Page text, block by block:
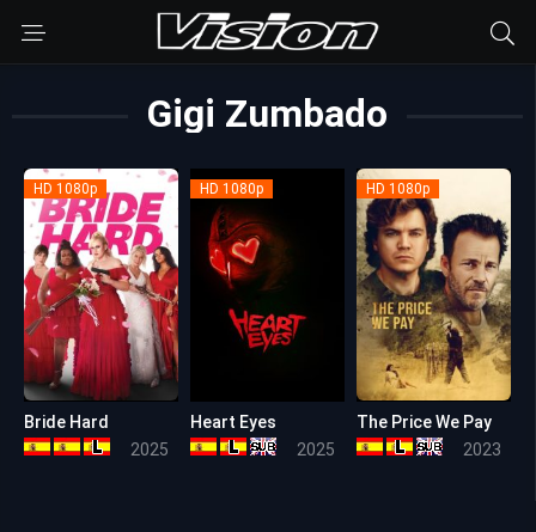
Gigi Zumbado
HD 1080p
Bride Hard
2025
HD 1080p
Heart Eyes
2025
5.4
HD 1080p
The Price We Pay
2023